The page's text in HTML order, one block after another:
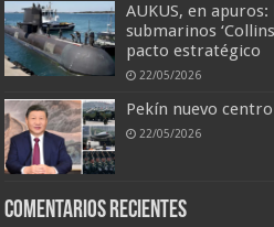
AUKUS, en
submarinos
pacto estratégico
22/05/2026
Pekín nuevo
22/05/2026
Comentarios recientes